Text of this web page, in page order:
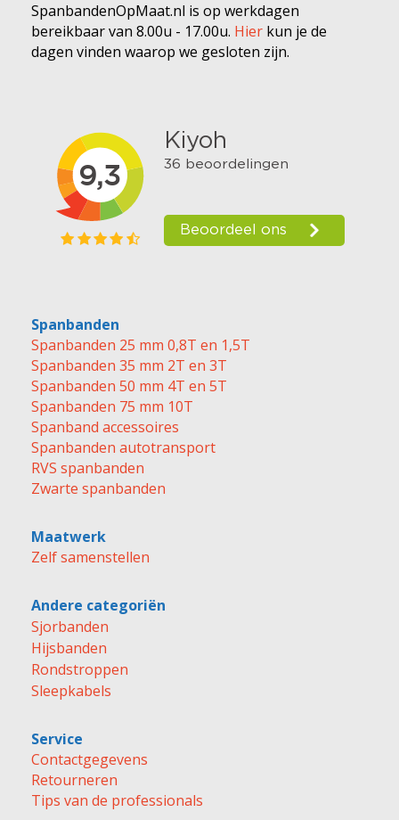
SpanbandenOpMaat.nl is op werkdagen
bereikbaar van 8.00u - 17.00u. Hier kun je de
dagen vinden waarop we gesloten zijn.
Spanbanden
Spanbanden 25 mm 0,8T en 1,5T
Spanbanden 35 mm 2T en 3T
Spanbanden 50 mm 4T en 5T
Spanbanden 75 mm 10T
Spanband accessoires
Spanbanden autotransport
RVS spanbanden
Zwarte spanbanden
Maatwerk
Zelf samenstellen
Andere categoriën
Sjorbanden
Hijsbanden
Rondstroppen
Sleepkabels
Service
Contactgegevens
Retourneren
Tips van de professionals